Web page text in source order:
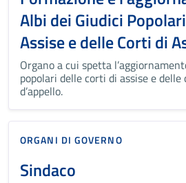
Albi dei Giudici
Assise e delle Corti di
Organo a cui spetta
popolari delle corti di assise e delle
d’appello.
ORGANI DI GOVERNO
Sindaco